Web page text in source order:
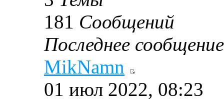
181 Сообщений
Последнее сообщение
MikNamn
01 июл 2022, 08:23